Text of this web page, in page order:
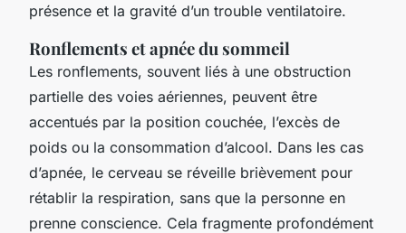
présence et la gravité d’un trouble ventilatoire.
Ronflements et apnée du sommeil
Les ronflements, souvent liés à une obstruction
partielle des voies aériennes, peuvent être
accentués par la position couchée, l’excès de
poids ou la consommation d’alcool. Dans les cas
d’apnée, le cerveau se réveille brièvement pour
rétablir la respiration, sans que la personne en
prenne conscience. Cela fragmente profondément